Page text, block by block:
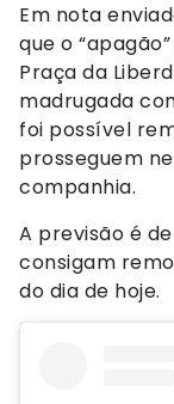
Em nota
que o
Praça da
madrugada
foi possível
prosseguem
companhia.
A previsão é
consigam
do dia de hoje.